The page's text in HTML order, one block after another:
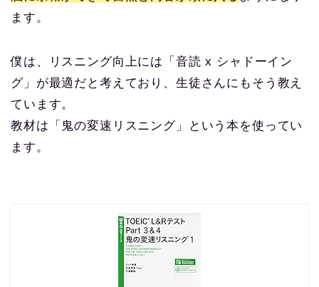
ます。
僕は、リスニング向上には「音読 x シャドーイン
グ」が最適だと考えており、生徒さんにもそう教え
ています。
教材は「鬼の変速リスニング」という本を使ってい
ます。